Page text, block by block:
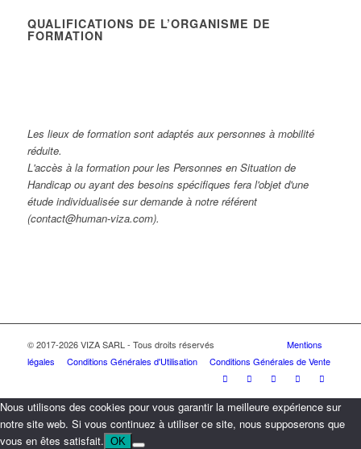
QUALIFICATIONS DE L’ORGANISME DE
FORMATION
Les lieux de formation sont adaptés aux personnes à mobilité
réduite.
L'accès à la formation pour les Personnes en Situation de
Handicap ou ayant des besoins spécifiques fera l'objet d'une
étude individualisée sur demande à notre référent
(contact@human-viza.com).
© 2017-2026 VIZA SARL - Tous droits réservés Mentions
légales
Conditions Générales d'Utilisation Conditions Générales de Vente
Nous utilisons des cookies pour vous garantir la meilleure expérience sur
notre site web. Si vous continuez à utiliser ce site, nous supposerons que
vous en êtes satisfait. OK